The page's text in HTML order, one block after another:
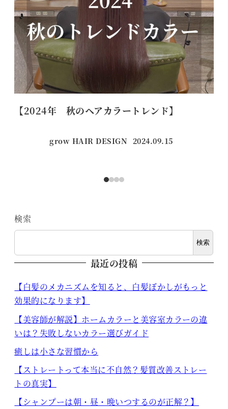
【2024年 秋のヘアカラートレンド】
grow HAIR DESIGN 投稿日
2024.09.15
検索
検索
最近の投稿
【白髪のメカニズムを知ると、白髪ぼかしがもっと
効果的になります】
【美容師が解説】ホームカラーと美容室カラーの違
いは？失敗しないカラー選びガイド
癒しは小さな習慣から
【ストレートって本当に不自然？髪質改善ストレー
トの真実】
【シャンプーは朝・昼・晩いつするのが正解？】